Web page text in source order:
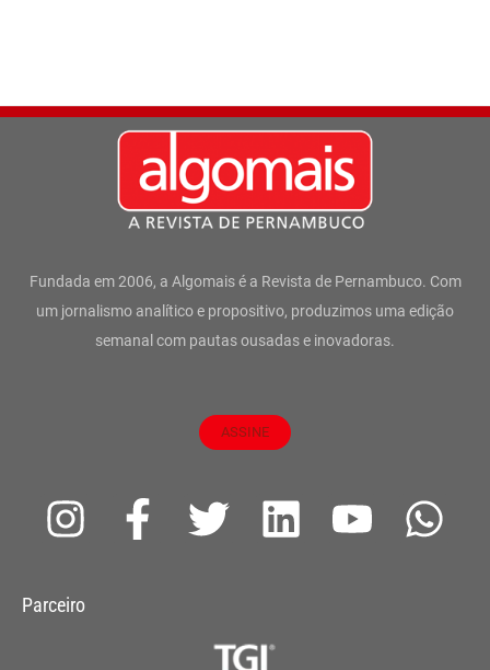
Fundada em 2006, a Algomais é a Revista de Pernambuco. Com
um jornalismo analítico e propositivo, produzimos uma edição
semanal com pautas ousadas e inovadoras.
ASSINE
I
s
F
a
T
t
L
Y
W
Parceiro